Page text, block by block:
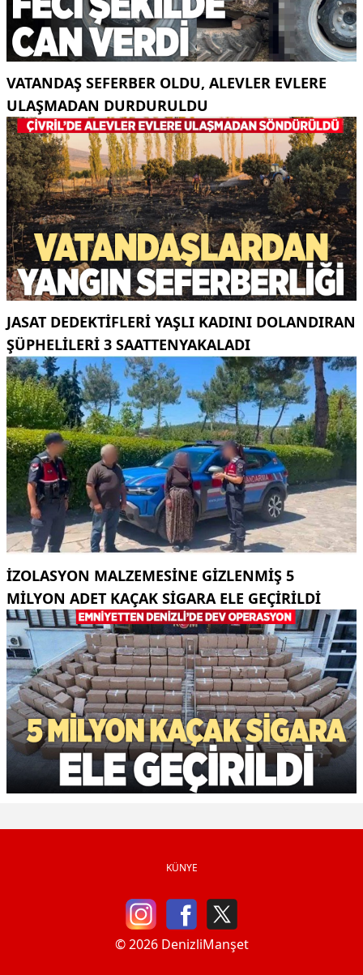
VATANDAŞ SEFERBER OLDU, ALEVLER EVLERE
ULAŞMADAN DURDURULDU
JASAT DEDEKTIFLERI YAŞLI KADINI DOLANDIRAN
ŞÜPHELILERI 3 SAATTENYAKALADI
İZOLASYON MALZEMESINE GIZLENMIŞ 5
MILYON ADET KAÇAK SIGARA ELE GEÇIRILDI
KÜNYE
© 2026 DenizliManşet